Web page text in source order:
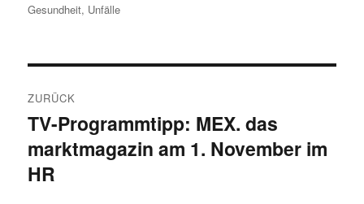
Gesundheit, Unfälle
ZURÜCK
Vorheriger
Beitrag:
TV-Programmtipp: MEX. das
marktmagazin am 1. November im
HR